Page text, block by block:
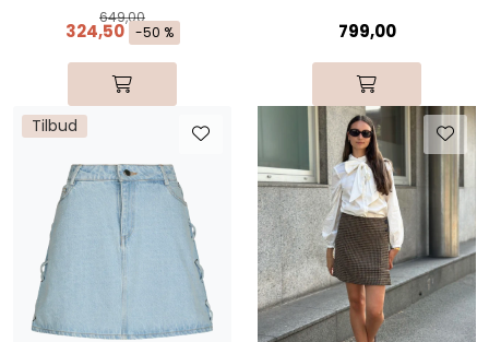
649,00
324,50 -50 % 799,00
Tilbud